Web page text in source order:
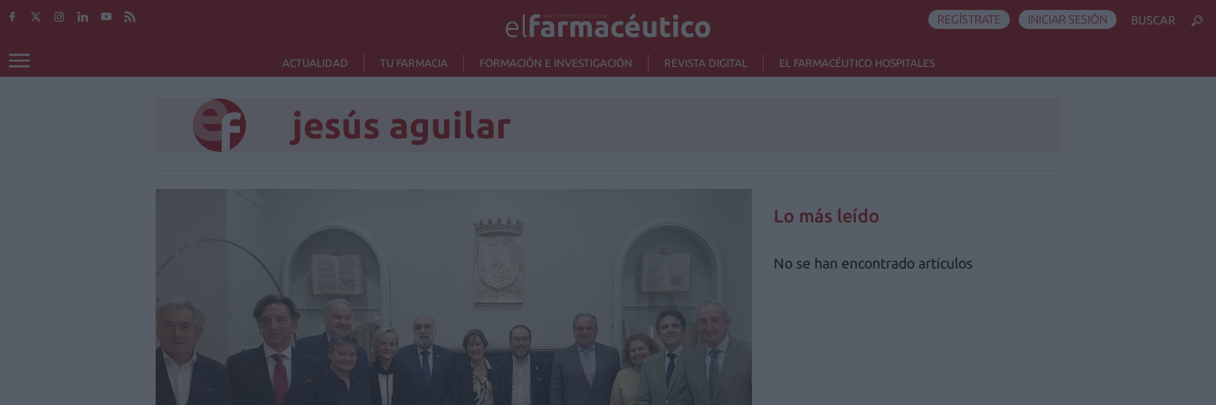
ACTUALIDAD TU FARMACIA FORMACIÓN E INVESTIGACIÓN REVISTA DIGITAL EL FARMACÉUTICO HOSPITALES
REGÍSTRATE INICIAR SESIÓN BUSCAR
jesús aguilar
Lo más leído
No se han encontrado artículos